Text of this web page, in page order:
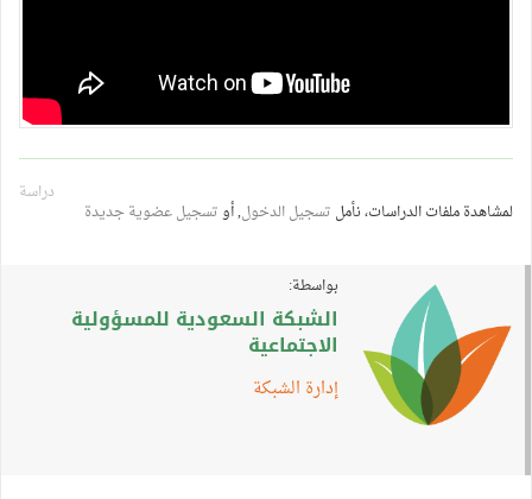
دراسة
لمشاهدة ملفات الدراسات، نأمل تسجيل الدخول, أوتسجيل عضوية جديدة
بواسطة:
الشبكة السعودية للمسؤولية
الاجتماعية
إدارة الشبكة